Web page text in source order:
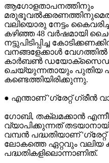
ആഗോളതാപനത്തിനും
വലിയൊരു നേട്ടം
കഴിഞ്ഞ 48 വർഷമായി
നട്ടുപിടിപ്പിച്ച
വനങ്ങളേക്കാൾ
കാർബൺ ഡയോക്സൈഡ്
ചെയ്യുന്നതായും പുതിയ
കണ്ടെത്തിയിരിക്കുന്നു.
● എന്താണ് 'ഗ്രേറ്റ് ഗ്രീൻ
ഗോബി, തക്ലമക്കാൻ
വ്യാപിക്കുന്നത്
വമ്പൻ പദ്ധതിയാണ് 'ഗ്രേറ്റ്
ലോകത്തെ ഏറ്റവും
പദ്ധതികളിലൊന്നാണിത്.